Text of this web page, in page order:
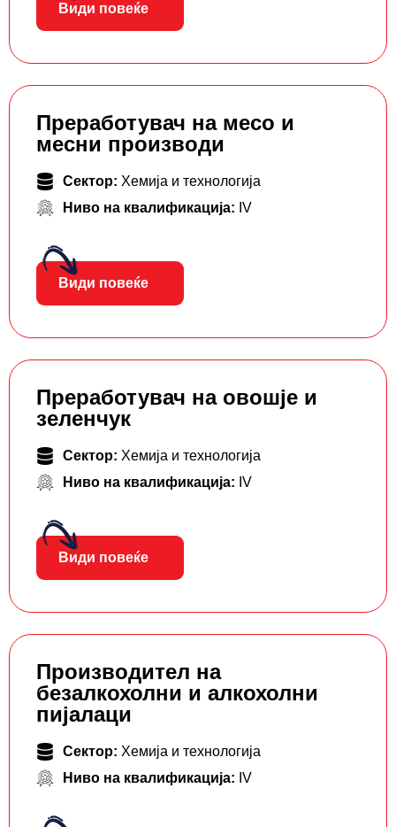
Види повеќе
Преработувач на месо и
месни производи
Сектор: Хемија и технологија
Ниво на квалификација: IV
Види повеќе
Преработувач на овошје и
зеленчук
Сектор: Хемија и технологија
Ниво на квалификација: IV
Види повеќе
Производител на
безалкохолни и алкохолни
пијалаци
Сектор: Хемија и технологија
Ниво на квалификација: IV